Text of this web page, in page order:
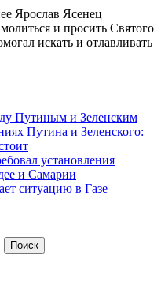
Ярослав Ясенец
и просить Святого
искать и отлавливать
Путиным и Зеленским
Путина и Зеленского:
установления
и Самарии
ситуацию в Газе
Поиск